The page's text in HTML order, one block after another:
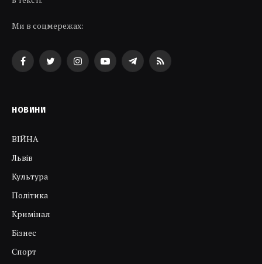
Ми в соцмережах:
FacebookTwitterInstagramYouTubeTelegramRSS
НОВИНИ
ВІЙНА
Львів
Культура
Політика
Кримінал
Бізнес
Спорт